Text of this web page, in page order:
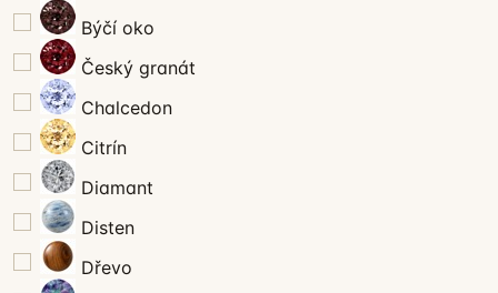
Býčí oko
Český granát
Chalcedon
Citrín
Diamant
Disten
Dřevo